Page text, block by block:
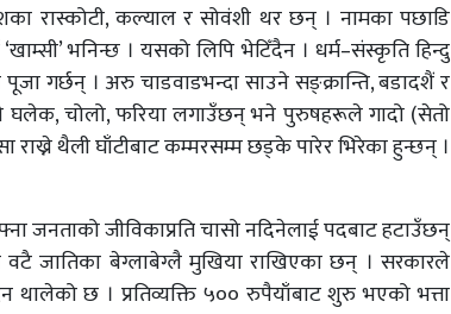
रास्कोटी, कल्याल र सोवंशी थर छन् । नामका पछाडि
भनिन्छ । यसको लिपि भेटिँदैन । धर्म–संस्कृति हिन्दु
गर्छन् । अरु चाडवाडभन्दा साउने सङ्क्रान्ति, बडादशैं र
घलेक, चोलो, फरिया लगाउँछन् भने पुरुषहरूले गादो (सेतो
थैली घाँटीबाट कम्मरसम्म छड्के पारेर भिरेका हुन्छन् ।
जनताको जीविकाप्रति चासो नदिनेलाई पदबाट हटाउँछन्
वटै जातिका बेग्लाबेग्लै मुखिया राखिएका छन् । सरकारले
थालेको छ । प्रतिव्यक्ति ५०० रुपैयाँबाट शुरु भएको भत्ता